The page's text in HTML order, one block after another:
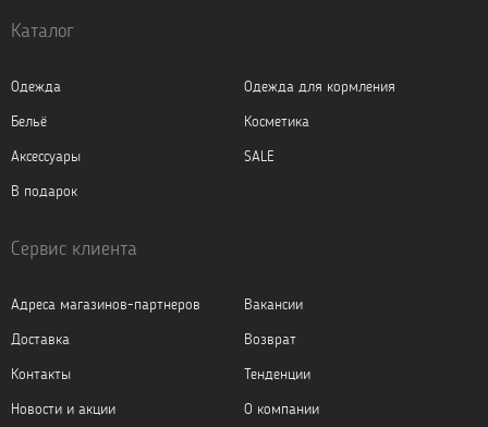
Каталог
Одежда
Одежда для кормления
Бельё
Косметика
Аксессуары
SALE
В подарок
Сервис клиента
Адреса магазинов-партнеров
Вакансии
Доставка
Возврат
Контакты
Тенденции
Новости и акции
О компании